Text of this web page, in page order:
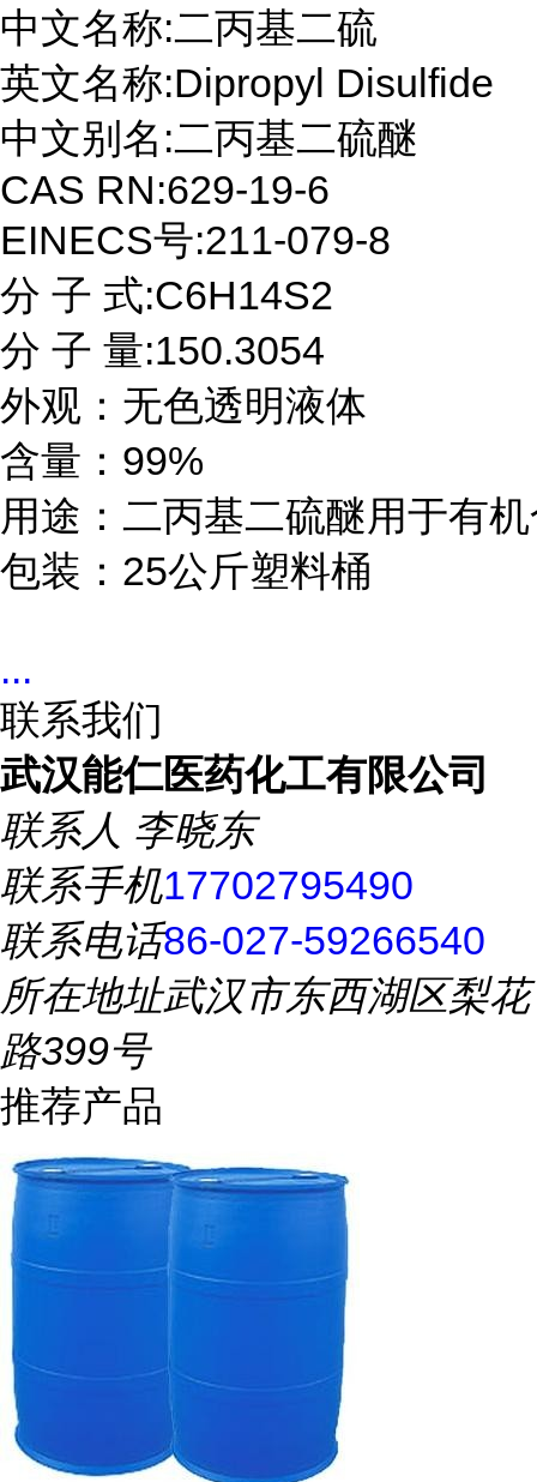
中文名称:二丙基二硫
英文名称:Dipropyl Disulfide
中文别名:二丙基二硫醚
CAS RN:629-19-6
EINECS号:211-079-8
分 子 式:C6H14S2
分 子 量:150.3054
外观：无色透明液体
含量：99%
用途：二丙基二硫醚用于有
包装：25公斤塑料桶
...
联系我们
武汉能仁医药化工有限公司
联系人 李晓东
联系手机17702795490
联系电话86-027-59266540
所在地址武汉市东西湖区梨花
路399号
推荐产品